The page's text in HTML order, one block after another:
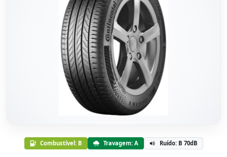
Combustível: B Travagem: A Ruído: B 70dB